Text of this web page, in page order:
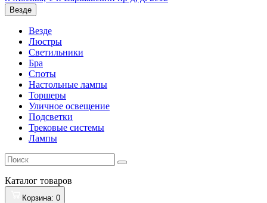
Везде
Везде
Люстры
Светильники
Бра
Споты
Настольные лампы
Торшеры
Уличное освещение
Подсветки
Трековые системы
Лампы
Каталог товаров
Корзина: 0